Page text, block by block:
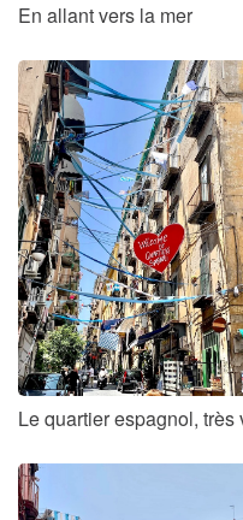
En allant vers la mer
Le quartier espagnol, très